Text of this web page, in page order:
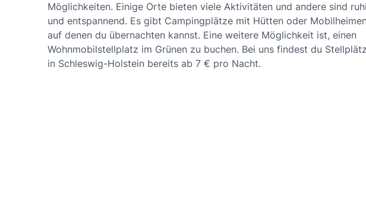
Möglichkeiten. Einige Orte bieten viele Aktivitäten und andere sind
und entspannend. Es gibt Campingplätze mit Hütten oder
auf denen du übernachten kannst. Eine weitere Möglichkeit ist, einen
Wohnmobilstellplatz im Grünen zu buchen. Bei uns findest du
in Schleswig-Holstein bereits ab 7 € pro Nacht.